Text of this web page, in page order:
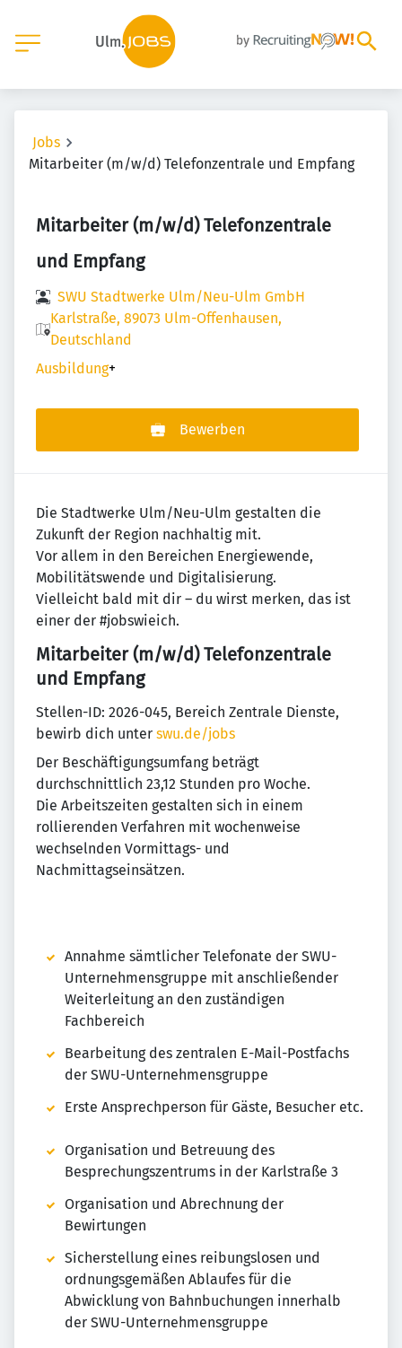
Jobs
Mitarbeiter (m/w/d) Telefonzentrale und Empfang
Mitarbeiter (m/w/d) Telefonzentrale
und Empfang
SWU Stadtwerke Ulm/Neu-Ulm GmbH
Karlstraße, 89073 Ulm-Offenhausen,
Deutschland
Ausbildung+
Bewerben
Die Stadtwerke Ulm/Neu-Ulm gestalten die
Zukunft der Region nachhaltig mit.
Vor allem in den Bereichen Energiewende,
Mobilitätswende und Digitalisierung.
Vielleicht bald mit dir – du wirst merken, das ist
einer der #jobswieich.
Mitarbeiter (m/w/d) Telefonzentrale
und Empfang
Stellen-ID: 2026-045, Bereich Zentrale Dienste,
bewirb dich unter swu.de/jobs
Der Beschäftigungsumfang beträgt
durchschnittlich 23,12 Stunden pro Woche.
Die Arbeitszeiten gestalten sich in einem
rollierenden Verfahren mit wochenweise
wechselnden Vormittags- und
Nachmittagseinsätzen.
Annahme sämtlicher Telefonate der SWU-
Unternehmensgruppe mit anschließender
Weiterleitung an den zuständigen
Fachbereich
Bearbeitung des zentralen E-Mail-Postfachs
der SWU-Unternehmensgruppe
Erste Ansprechperson für Gäste, Besucher etc.
Organisation und Betreuung des
Besprechungszentrums in der Karlstraße 3
Organisation und Abrechnung der
Bewirtungen
Sicherstellung eines reibungslosen und
ordnungsgemäßen Ablaufes für die
Abwicklung von Bahnbuchungen innerhalb
der SWU-Unternehmensgruppe